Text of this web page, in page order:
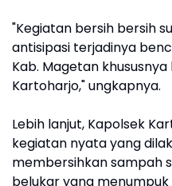
"Kegiatan bersih bersih
antisipasi terjadinya
Kab. Magetan
Kartoharjo," ungkapnya.
Lebih lanjut, Kapolsek
kegiatan nyata yang
membersihkan sampah
belukar yang